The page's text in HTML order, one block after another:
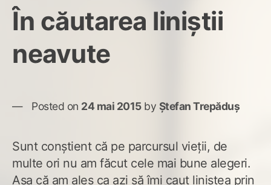
În căutarea liniștii
neavute
Posted on 24 mai 2015by Ștefan Trepăduș
Sunt conștient că pe parcursul vieții, de
multe ori nu am făcut cele mai bune alegeri.
Așa că am ales ca azi să îmi caut liniștea prin